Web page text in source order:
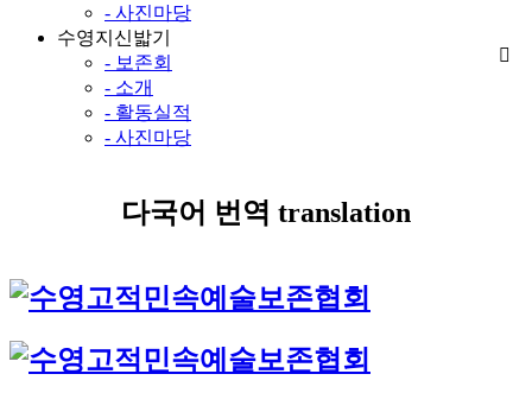
- 사진마당
수영지신밟기
- 보존회
- 소개
- 활동실적
- 사진마당
다국어 번역 translation